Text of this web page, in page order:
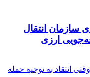
سازمان انتقال
ارزی